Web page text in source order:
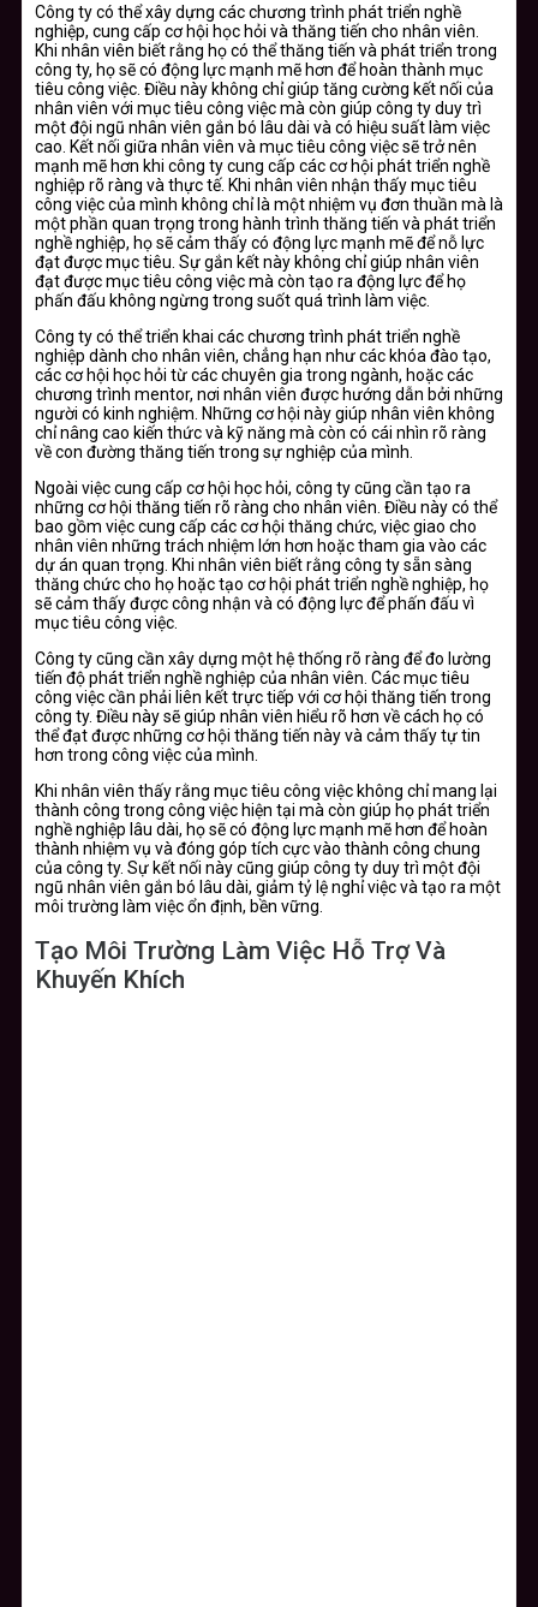
Công ty có thể xây dựng các chương trình phát triển nghề
nghiệp, cung cấp cơ hội học hỏi và thăng tiến cho nhân viên.
Khi nhân viên biết rằng họ có thể thăng tiến và phát triển trong
công ty, họ sẽ có động lực mạnh mẽ hơn để hoàn thành mục
tiêu công việc. Điều này không chỉ giúp tăng cường kết nối của
nhân viên với mục tiêu công việc mà còn giúp công ty duy trì
một đội ngũ nhân viên gắn bó lâu dài và có hiệu suất làm việc
cao. Kết nối giữa nhân viên và mục tiêu công việc sẽ trở nên
mạnh mẽ hơn khi công ty cung cấp các cơ hội phát triển nghề
nghiệp rõ ràng và thực tế. Khi nhân viên nhận thấy mục tiêu
công việc của mình không chỉ là một nhiệm vụ đơn thuần mà là
một phần quan trọng trong hành trình thăng tiến và phát triển
nghề nghiệp, họ sẽ cảm thấy có động lực mạnh mẽ để nỗ lực
đạt được mục tiêu. Sự gắn kết này không chỉ giúp nhân viên
đạt được mục tiêu công việc mà còn tạo ra động lực để họ
phấn đấu không ngừng trong suốt quá trình làm việc.
Công ty có thể triển khai các chương trình phát triển nghề
nghiệp dành cho nhân viên, chẳng hạn như các khóa đào tạo,
các cơ hội học hỏi từ các chuyên gia trong ngành, hoặc các
chương trình mentor, nơi nhân viên được hướng dẫn bởi những
người có kinh nghiệm. Những cơ hội này giúp nhân viên không
chỉ nâng cao kiến thức và kỹ năng mà còn có cái nhìn rõ ràng
về con đường thăng tiến trong sự nghiệp của mình.
Ngoài việc cung cấp cơ hội học hỏi, công ty cũng cần tạo ra
những cơ hội thăng tiến rõ ràng cho nhân viên. Điều này có thể
bao gồm việc cung cấp các cơ hội thăng chức, việc giao cho
nhân viên những trách nhiệm lớn hơn hoặc tham gia vào các
dự án quan trọng. Khi nhân viên biết rằng công ty sẵn sàng
thăng chức cho họ hoặc tạo cơ hội phát triển nghề nghiệp, họ
sẽ cảm thấy được công nhận và có động lực để phấn đấu vì
mục tiêu công việc.
Công ty cũng cần xây dựng một hệ thống rõ ràng để đo lường
tiến độ phát triển nghề nghiệp của nhân viên. Các mục tiêu
công việc cần phải liên kết trực tiếp với cơ hội thăng tiến trong
công ty. Điều này sẽ giúp nhân viên hiểu rõ hơn về cách họ có
thể đạt được những cơ hội thăng tiến này và cảm thấy tự tin
hơn trong công việc của mình.
Khi nhân viên thấy rằng mục tiêu công việc không chỉ mang lại
thành công trong công việc hiện tại mà còn giúp họ phát triển
nghề nghiệp lâu dài, họ sẽ có động lực mạnh mẽ hơn để hoàn
thành nhiệm vụ và đóng góp tích cực vào thành công chung
của công ty. Sự kết nối này cũng giúp công ty duy trì một đội
ngũ nhân viên gắn bó lâu dài, giảm tỷ lệ nghỉ việc và tạo ra một
môi trường làm việc ổn định, bền vững.
Tạo Môi Trường Làm Việc Hỗ Trợ Và
Khuyến Khích